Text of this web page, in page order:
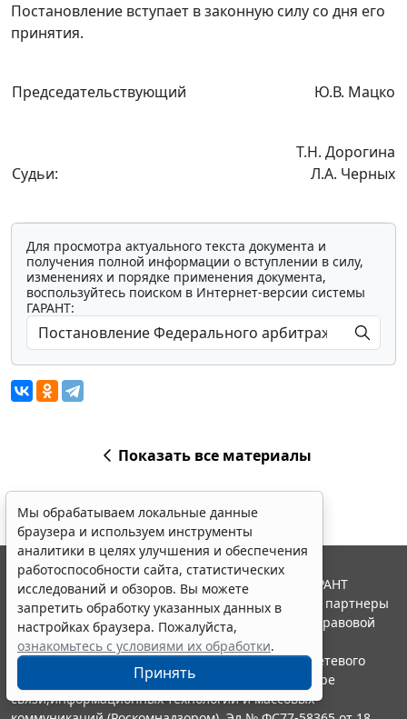
Постановление вступает в законную силу со дня его
принятия.
Председательствующий Ю.В. Мацко
Судьи:
Т.Н. Дорогина
Л.А. Черных
Для просмотра актуального текста документа и
получения полной информации о вступлении в силу,
изменениях и порядке применения документа,
воспользуйтесь поиском в Интернет-версии системы
ГАРАНТ:
Показать все материалы
Мы обрабатываем локальные данные
браузера и используем инструменты
аналитики в целях улучшения и обеспечения
работоспособности сайта, статистических
исследований и обзоров. Вы можете
запретить обработку указанных данных в
настройках браузера. Пожалуйста,
ознакомьтесь с условиями их обработки.
Принять
© ООО "НПП "ГАРАНТ-СЕРВИС", 2026. Система ГАРАНТ
выпускается с 1990 года. Компания "Гарант" и ее партнеры
являются участниками Российской ассоциации правовой
информации ГАРАНТ.
Портал ГАРАНТ.РУ зарегистрирован в качестве сетевого
издания Федеральной службой по надзору в сфере
связи,информационных технологий и массовых